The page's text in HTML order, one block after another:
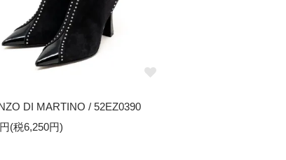
DI MARTINO / 52EZ0390
(税6,250円)